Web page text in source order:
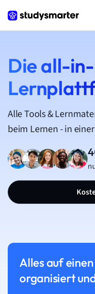
Die all-
Alle Tools &
beim Lernen - in
Alles auf
organisiert